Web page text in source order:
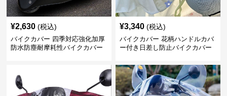
¥2,630 (税込)
バイクカバー 四季対応強化加厚
防水防塵耐摩耗性バイクカバー
¥3,340 (税込)
バイクカバー 花柄ハンドルカバ
ー付き日差し防止バイクカバー